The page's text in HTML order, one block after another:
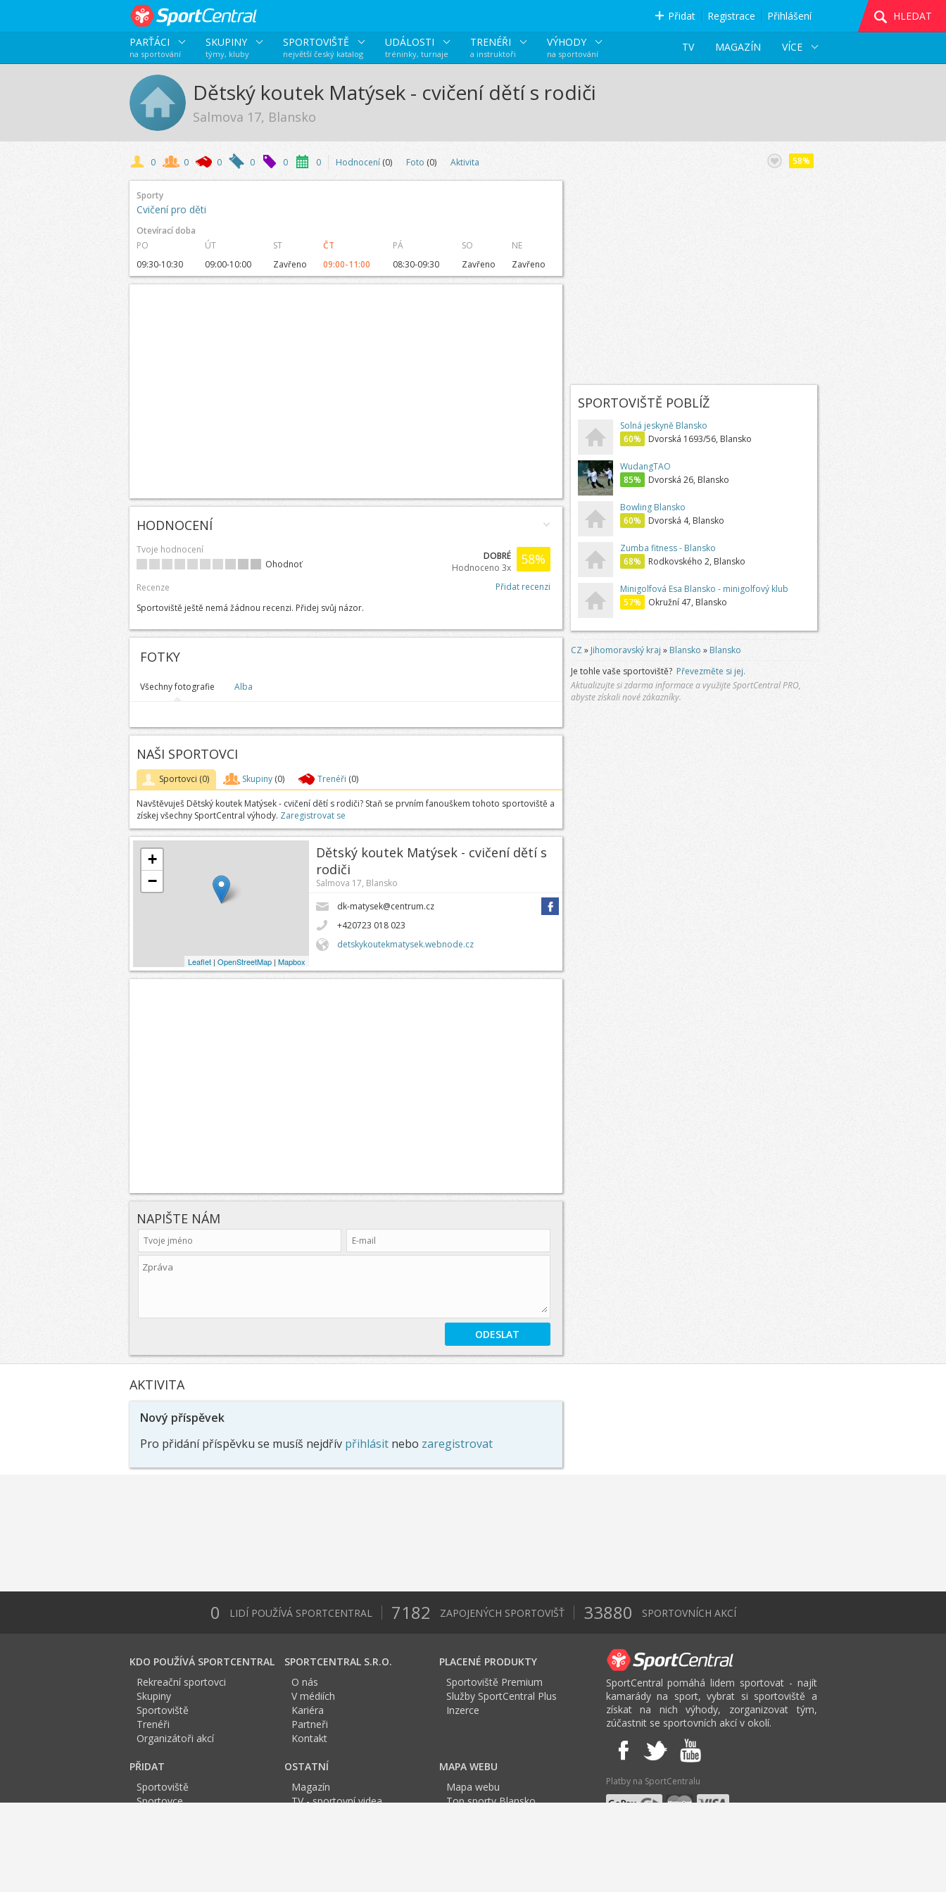
Přidat Registrace Přihlášení
HLEDAT
PARŤÁCI
na sportování
SKUPINY
týmy, kluby
SPORTOVIŠTĚ
největší český katalog
UDÁLOSTI
tréninky, turnaje
TRENÉŘI
a instruktoři
VÝHODY
na sportování
VÍCE
MAGAZÍN
TV
Dětský koutek Matýsek - cvičení dětí s rodiči
Salmova 17, Blansko
0 0 0 0 0 0 Hodnocení(0) Foto (0) Aktivita 58%
Sporty
Cvičení pro děti
Otevírací doba
PO
ÚT ST ČT PÁ SO
NE
09:30-10:30
09:00-10:00 Zavřeno 09:00-11:00 08:30-09:30 Zavřeno Zavřeno
HODNOCENÍ
Tvoje hodnocení
Ohodnoť
58%
DOBRÉ
Hodnoceno 3x
Recenze
Přidat recenzi
Sportoviště ještě nemá žádnou recenzi. Přidej svůj názor.
FOTKY
Všechny fotografie Alba
NAŠI SPORTOVCI
Sportovci (0) Skupiny (0) Trenéři (0)
Navštěvuješ Dětský koutek Matýsek - cvičení dětí s rodiči? Staň se prvním fanouškem tohoto sportoviště a
získej všechny SportCentral výhody. Zaregistrovat se
+
−
Leaflet| OpenStreetMap| Mapbox
Dětský koutek Matýsek - cvičení dětí s
rodiči
Salmova 17, Blansko
dk-matysek@centrum.cz
+420723 018 023
detskykoutekmatysek.webnode.cz
NAPIŠTE NÁM
SPORTOVIŠTĚ POBLÍŽ
Solná jeskyně Blansko
60%
Dvorská 1693/56, Blansko
WudangTAO
85%
Dvorská 26, Blansko
Bowling Blansko
60%
Dvorská 4, Blansko
Zumba fitness - Blansko
68%
Rodkovského 2, Blansko
Minigolfová Esa Blansko - minigolfový klub
57%
Okružní 47, Blansko
CZ»Jihomoravský kraj » Blansko » Blansko
Je tohle vaše sportoviště? Převezměte si jej.
Aktualizujte si zdarma informace a využijte SportCentral PRO,
abyste získali nové zákazníky.
AKTIVITA
Nový příspěvek
Pro přidání příspěvku se musíš nejdřív přihlásitnebo zaregistrovat
0 LIDÍ POUŽÍVÁ SPORTCENTRAL 7182 ZAPOJENÝCH SPORTOVIŠŤ 33880 SPORTOVNÍCH AKCÍ
KDO POUŽÍVÁ SPORTCENTRAL
Rekreační sportovci
Skupiny
Sportoviště
Trenéři
Organizátoři akcí
SPORTCENTRAL S.R.O.
O nás
V médiích
Kariéra
Partneři
Kontakt
PLACENÉ PRODUKTY
Sportoviště Premium
Služby SportCentral Plus
Inzerce
PŘIDAT
Sportoviště
Sportovce
OSTATNÍ
Magazín
TV - sportovní videa
MAPA WEBU
Mapa webu
Top sporty Blansko
SportCentral pomáhá lidem sportovat - najít
kamarády na sport, vybrat si sportoviště a
získat na nich výhody, zorganizovat tým,
zúčastnit se sportovních akcí v okolí.
Platby na SportCentralu